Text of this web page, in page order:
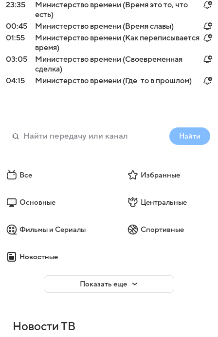
23:35
Министерство времени (Время это то, что
есть)
00:45
Министерство времени (Время славы)
01:55
Министерство времени (Как переписывается
время)
03:05
Министерство времени (Своевременная
сделка)
04:15
Министерство времени (Где-то в прошлом)
Найти
Все Избранные
Основные Центральные
Фильмы и Сериалы Спортивные
Новостные
Показать еще
Новости ТВ